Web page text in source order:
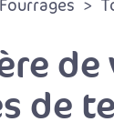
de
de